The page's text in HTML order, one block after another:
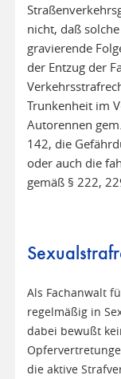
nicht, daß
gravierende
der Entzug der
Trunkenheit im
Autorennen
142, die
oder auch die
gemäß § 222,
Als Fachanwalt
regelmäßig in
dabei bewußt
die aktive